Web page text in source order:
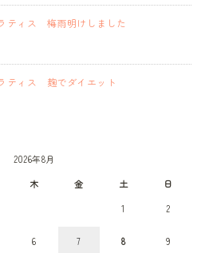
ティス 梅雨明けしました
ティス 麹でダイエット
2026年8月
木 金 土
日
1
2
6 7 8 9